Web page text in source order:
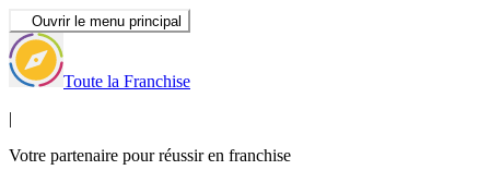
Ouvrir le menu principal
Toute la Franchise
|
Votre partenaire pour réussir en franchise